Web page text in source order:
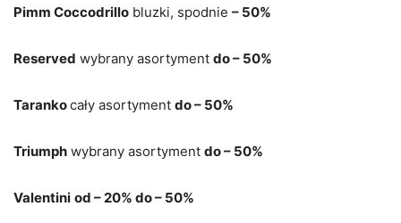
Pimm Coccodrillo bluzki, spodnie – 50%
Reserved wybrany asortyment do – 50%
Tarankocały asortyment do – 50%
Triumph wybrany asortyment do – 50%
Valentini od – 20% do – 50%